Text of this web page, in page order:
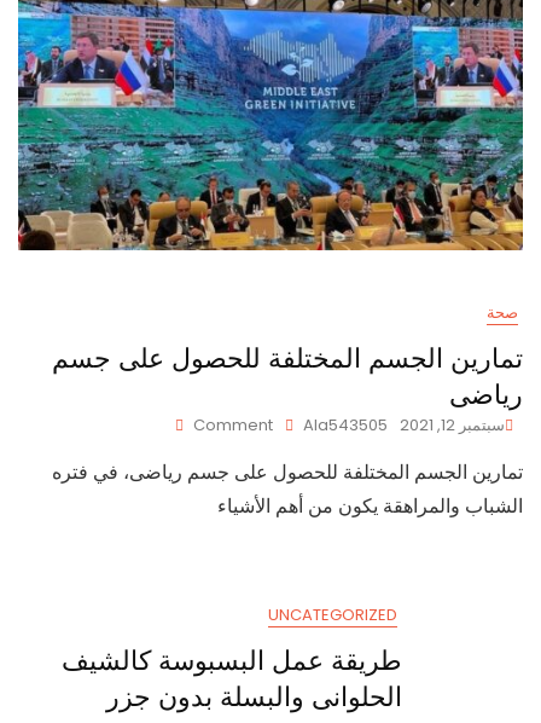
صحة
تمارين الجسم المختلفة للحصول على جسم
رياضى
سبتمبر 12, 2021 Ala543505
Comment
الجسم
تمارين الجسم المختلفة للحصول على جسم رياضى، في فتره
الشباب والمراهقة يكون من أهم الأشياء
UNCATEGORIZED
طريقة عمل البسبوسة كالشيف
الحلوانى والبسلة بدون جزر